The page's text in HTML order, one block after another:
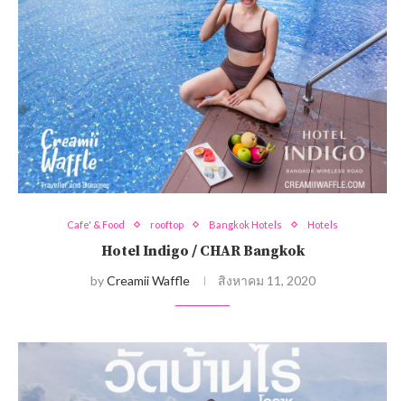
Cafe' & Food rooftop Bangkok Hotels Hotels
Hotel Indigo / CHAR Bangkok
byCreamii Waffle สิงหาคม 11, 2020